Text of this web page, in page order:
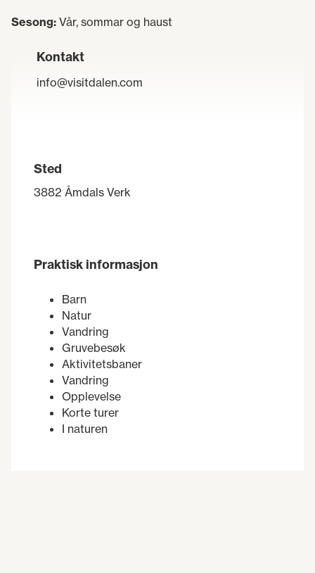
Sesong: Vår, sommar og haust
Kontakt
info@visitdalen.com
Sted
3882 Åmdals Verk
Praktisk informasjon
Barn
Natur
Vandring
Gruvebesøk
Aktivitetsbaner
Vandring
Opplevelse
Korte turer
I naturen